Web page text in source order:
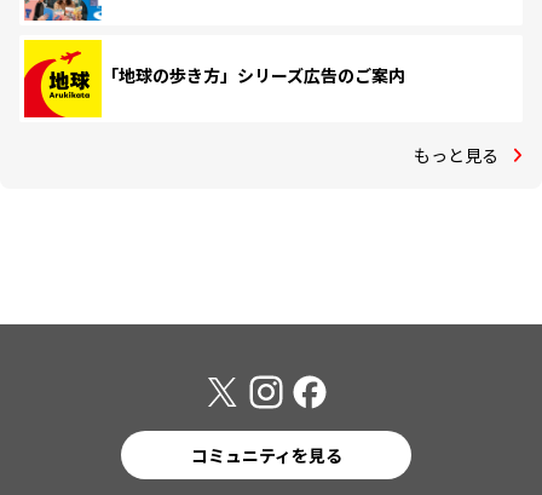
「地球の歩き方」シリーズ広告のご案内
もっと見る
コミュニティを見る